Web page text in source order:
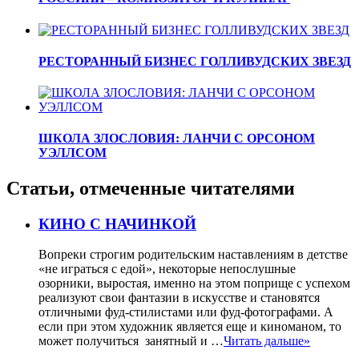
РЕСТОРАННЫЙ БИЗНЕС ГОЛЛИВУДСКИХ ЗВЕЗД
ШКОЛА ЗЛОСЛОВИЯ: ЛАНЧИ С ОРСОНОМ
УЭЛЛСОМ
Статьи, отмеченные читателями
КИНО С НАЧИНКОЙ
Вопреки строгим родительским наставлениям в детстве
«не играться с едой», некоторые непослушные
озорники, выростая, именно на этом поприще с успехом
реализуют свои фантазии в искусстве и становятся
отличными фуд-стилистами или фуд-фотографами. А
если при этом художник является еще и киноманом, то
может получиться занятный и …Читать дальше»